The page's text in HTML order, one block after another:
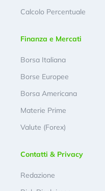
Calcolo Percentuale
Finanza e Mercati
Borsa Italiana
Borse Europee
Borsa Americana
Materie Prime
Valute (Forex)
Contatti & Privacy
Redazione